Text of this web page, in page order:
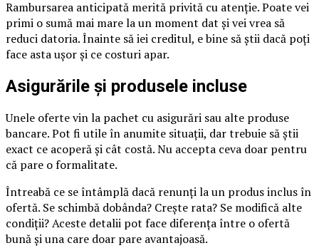
Rambursarea anticipată merită privită cu atenție. Poate vei
primi o sumă mai mare la un moment dat și vei vrea să
reduci datoria. Înainte să iei creditul, e bine să știi dacă poți
face asta ușor și ce costuri apar.
Asigurările și produsele incluse
Unele oferte vin la pachet cu asigurări sau alte produse
bancare. Pot fi utile în anumite situații, dar trebuie să știi
exact ce acoperă și cât costă. Nu accepta ceva doar pentru
că pare o formalitate.
Întreabă ce se întâmplă dacă renunți la un produs inclus în
ofertă. Se schimbă dobânda? Crește rata? Se modifică alte
condiții? Aceste detalii pot face diferența între o ofertă
bună și una care doar pare avantajoasă.